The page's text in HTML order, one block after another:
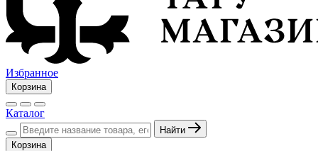
Избранное
Корзина
Каталог
Найти
Корзина